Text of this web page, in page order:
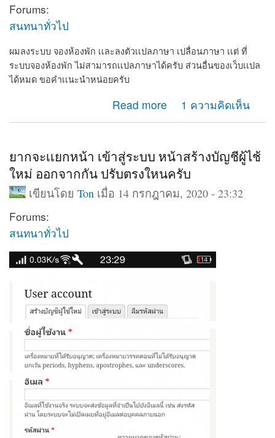
Forums:
สนทนาทั่วไป
ผมลงระบบ จองห้องพัก เเละลงตัวเเปลภาษา เปลื่อนภาษา เเต่ ที่
ระบบจองห้องพัก ไม่สามารถเเปลภาษาได้ครับ ส่วนอื่นของเว็บเเปล
ได้หมด ขอคำเเนะนำหน่อยครับ
Read more
about ผมลงระบบ จองห้องพัก เเละลงตัวเเปลภาษา เปลื่อ
นภาษา
1 ความคิดเห็น
ยากจะเเยกหน้า เข้าสู่ระบบ หน้าสร้างบัญชีผู้ไช้
ใหม่ ออกจากกัน ปรับตรงใหนครับ
เขียนโดย Ton เมื่อ 14 กรกฎาคม, 2020 - 23:32
Forums:
สนทนาทั่วไป